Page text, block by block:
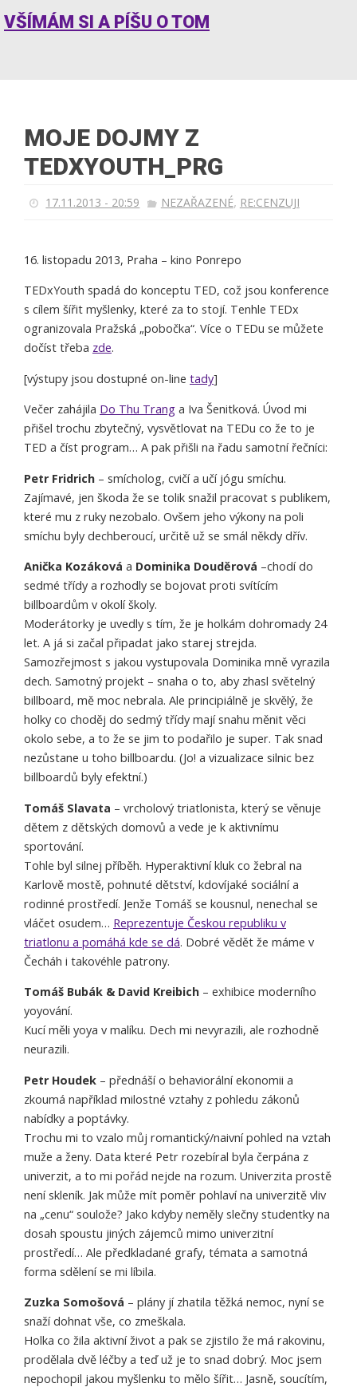
VŠÍMÁM SI A PÍŠU O TOM
MOJE DOJMY Z
TEDXYOUTH_PRG
17.11.2013 - 20:59 NEZAŘAZENÉ, RE:CENZUJI
16. listopadu 2013, Praha – kino Ponrepo
TEDxYouth spadá do konceptu TED, což jsou konference
s cílem šířit myšlenky, které za to stojí. Tenhle TEDx
ogranizovala Pražská „pobočka“. Více o TEDu se můžete
dočíst třeba zde.
[výstupy jsou dostupné on-line tady]
Večer zahájila Do Thu Trang a Iva Šenitková. Úvod mi
přišel trochu zbytečný, vysvětlovat na TEDu co že to je
TED a číst program… A pak přišli na řadu samotní řečníci:
Petr Fridrich – smícholog, cvičí a učí jógu smíchu.
Zajímavé, jen škoda že se tolik snažil pracovat s publikem,
které mu z ruky nezobalo. Ovšem jeho výkony na poli
smíchu byly dechberoucí, určitě už se smál někdy dřív.
Anička Kozáková a Dominika Douděrová –chodí do
sedmé třídy a rozhodly se bojovat proti svítícím
billboardům v okolí školy.
Moderátorky je uvedly s tím, že je holkám dohromady 24
let. A já si začal připadat jako starej strejda.
Samozřejmost s jakou vystupovala Dominika mně vyrazila
dech. Samotný projekt – snaha o to, aby zhasl světelný
billboard, mě moc nebrala. Ale principiálně je skvělý, že
holky co choděj do sedmý třídy mají snahu měnit věci
okolo sebe, a to že se jim to podařilo je super. Tak snad
nezůstane u toho billboardu. (Jo! a vizualizace silnic bez
billboardů byly efektní.)
Tomáš Slavata – vrcholový triatlonista, který se věnuje
dětem z dětských domovů a vede je k aktivnímu
sportování.
Tohle byl silnej příběh. Hyperaktivní kluk co žebral na
Karlově mostě, pohnuté dětství, kdovíjaké sociální a
rodinné prostředí. Jenže Tomáš se kousnul, nenechal se
vláčet osudem… Reprezentuje Českou republiku v
triatlonu a pomáhá kde se dá. Dobré vědět že máme v
Čecháh i takovéhle patrony.
Tomáš Bubák & David Kreibich – exhibice moderního
yoyování.
Kucí měli yoya v malíku. Dech mi nevyrazili, ale rozhodně
neurazili.
Petr Houdek – přednáší o behaviorální ekonomii a
zkoumá například milostné vztahy z pohledu zákonů
nabídky a poptávky.
Trochu mi to vzalo můj romantický/naivní pohled na vztah
muže a ženy. Data které Petr rozebíral byla čerpána z
univerzit, a to mi pořád nejde na rozum. Univerzita prostě
není skleník. Jak může mít poměr pohlaví na univerzitě vliv
na „cenu“ soulože? Jako kdyby neměly slečny studentky na
dosah spoustu jiných zájemců mimo univerzitní
prostředí… Ale předkladané grafy, témata a samotná
forma sdělení se mi líbila.
Zuzka Somošová – plány jí zhatila těžká nemoc, nyní se
snaží dohnat vše, co zmeškala.
Holka co žila aktivní život a pak se zjistilo že má rakovinu,
prodělala dvě léčby a teď už je to snad dobrý. Moc jsem
nepochopil jakou myšlenku to mělo šířit… Jasně, soucítím,